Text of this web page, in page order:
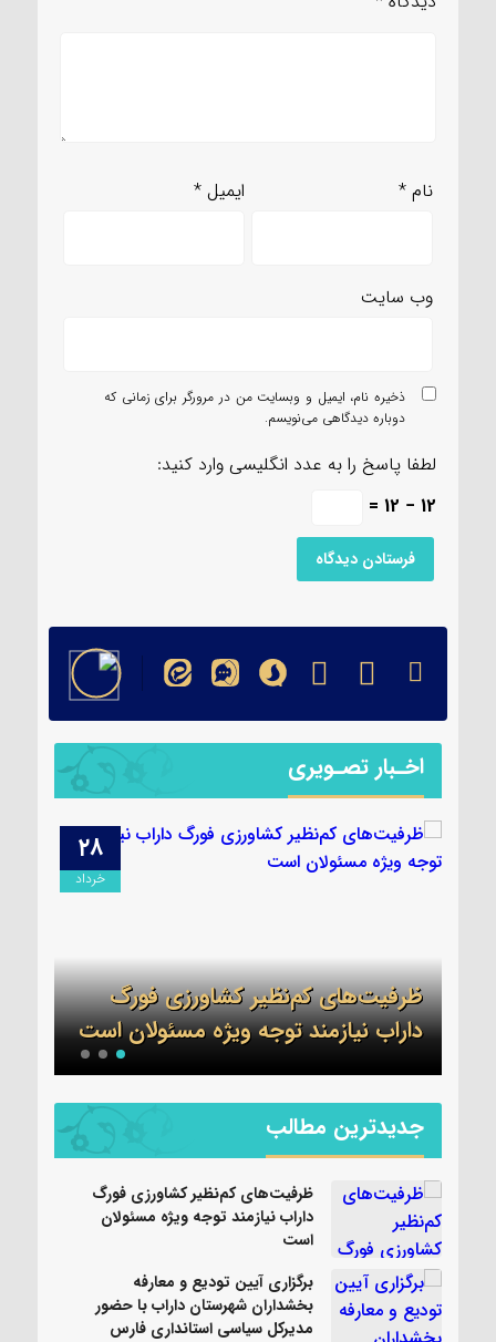
نام* ایمیل*
وب‌ سایت
ذخیره نام، ایمیل و وبسایت من در مرورگر برای زمانی که
دوباره دیدگاهی می‌نویسم.
لطفا پاسخ را به عدد انگلیسی وارد کنید:
12 − 12 =
اخـبار تصـویری
۲۸
خرداد
ظرفیت‌های کم‌نظیر کشاورزی فورگ
داراب نیازمند توجه ویژه مسئولان است
جدیدترین مطالب
ظرفیت‌های کم‌نظیر کشاورزی فورگ
داراب نیازمند توجه ویژه مسئولان
است
برگزاری آیین تودیع و معارفه
بخشداران شهرستان داراب با حضور
مدیرکل سیاسی استانداری فارس